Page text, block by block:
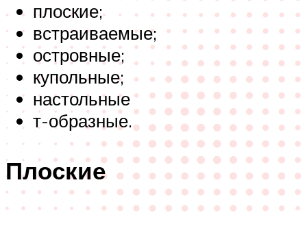
плоские;
встраиваемые;
островные;
купольные;
настольные
т-образные.
Плоские